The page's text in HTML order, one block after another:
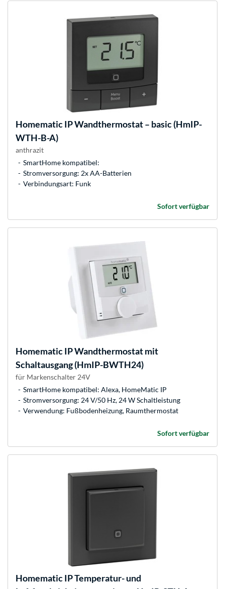
Homematic IPWandthermostat – basic (HmIP-
WTH-B-A)
anthrazit
SmartHome kompatibel:
Stromversorgung: 2x AA-Batterien
Verbindungsart: Funk
Sofort verfügbar
Homematic IPWandthermostat mit
Schaltausgang (HmIP-BWTH24)
für Markenschalter 24V
SmartHome kompatibel: Alexa, HomeMatic IP
Stromversorgung: 24 V/50 Hz, 24 W Schaltleistung
Verwendung: Fußbodenheizung, Raumthermostat
Sofort verfügbar
Homematic IPTemperatur- und